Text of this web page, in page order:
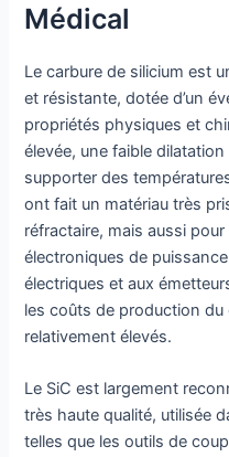
Médical
Le carbure de silicium est
et résistante, dotée d’un
propriétés physiques et
élevée, une faible
supporter des
ont fait un matériau très
réfractaire, mais aussi
électroniques de
électriques et aux
les coûts de production
relativement élevés.
Le SiC est largement
très haute qualité, utilisée
telles que les outils de